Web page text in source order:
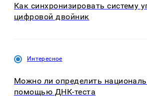
Как синхронизировать систему
цифровой двойник
Интересное
Можно ли определить
помощью ДНК-теста